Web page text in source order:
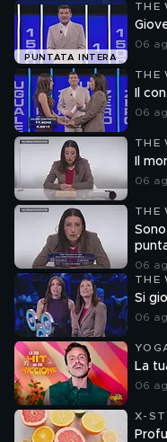
PUNTATA INTERA
THE
06
THE
Il
06
THE
Il
06
THE
06
THE
Si
06
La
06
X-